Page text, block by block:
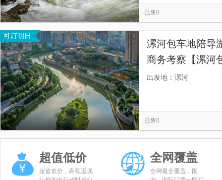
已售0
可订明日
漯河包车地陪导
商务考察【漯河
送旅游展会商务
出发地：漯河
已售0
超值低价
超值低价，高额返现
全网覆盖
全网最全覆盖，国